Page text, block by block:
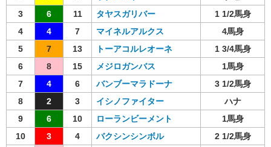
3
6 11 タヤスガリバー
1 1/2馬身
4
4 7 マイネルアルクス
4馬身
5
7 13 トーアコルレオーネ
1 3/4馬身
6
8 15 メジロガンバス
1馬身
7
4 6 バンブーマラドーナ
3 1/2馬身
8
2 3 イシノファイター
ハナ
9
6 10 ローランビーメント
1馬身
10
3 4 バクシンシンボル
2 1/2馬身